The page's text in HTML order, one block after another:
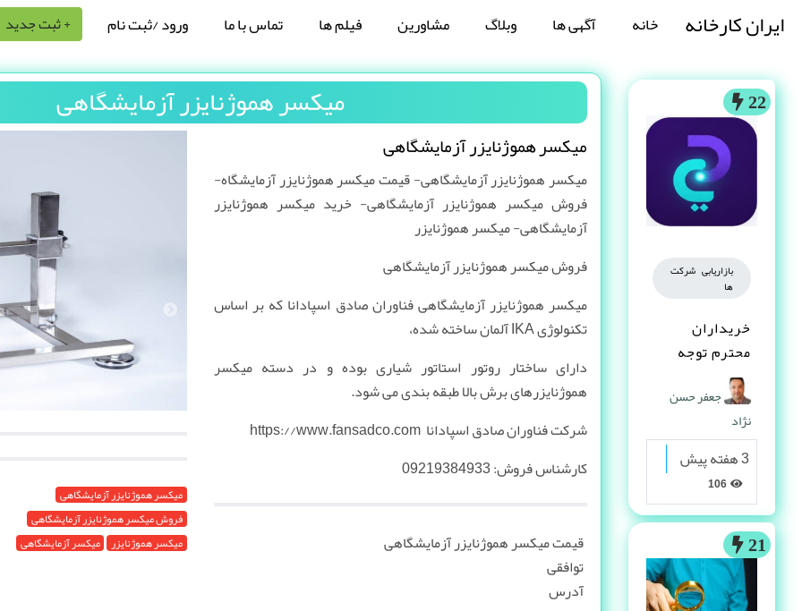
ایران کارخانه خانه آگهی ها وبلاگ مشاورین فیلم ها تماس با ما ورود /ثبت نام + ثبت جدید
22
بازاریابی شرکت
ها
خریداران
محترم توجه
کنند
جعفر حسن
نژاد
3 هفته پیش
21
میکسر هموژنایزر آزمایشگاهی
میکسر هموژنایزر آزمایشگاهی
میکسر هموژنایزر آزمایشگاهی- قیمت میکسر هموژنایزر آزمایشگاه-
فروش میکسر هموژنایزر آزمایشگاهی- خرید میکسر هموژنایزر
آزمایشگاهی- میکسر هموژنایزر
فروش میکسر هموژنایزر آزمایشگاهی
میکسر هموژنایزر آزمایشگاهی فناوران صادق اسپادانا که بر اساس
تکنولوژی IKA آلمان ساخته شده،
دارای ساختار روتور استاتور شیاری بوده و در دسته میکسر
هموژنایزرهای برش بالا طبقه بندی می شود.
شرکت فناوران صادق اسپادانا https://www.fansadco.com
کارشناس فروش: 09219384933
قیمت میکسر هموژنایزر آزمایشگاهی
توافقی
آدرس
میکسر هموژنایزر آزمایشگاهی
فروش میکسر هموژنایزر آزمایشگاهی
میکسر هموژنایزر میکسر آزمایشگاهی